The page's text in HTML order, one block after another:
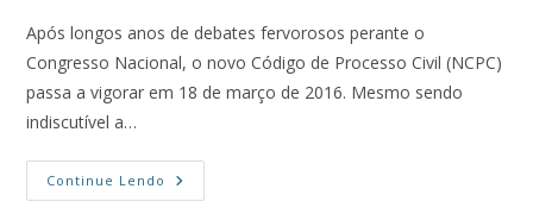
Após longos anos de debates fervorosos perante o
Congresso Nacional, o novo Código de Processo Civil (NCPC)
passa a vigorar em 18 de março de 2016. Mesmo sendo
indiscutível a…
Continue Lendo